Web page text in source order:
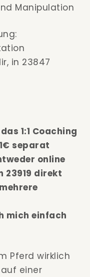
Manipulation
in 23847
1:1 Coaching
separat
online
23919 direkt
mich einfach
Pferd wirklich
einer